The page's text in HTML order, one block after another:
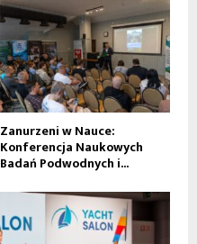
Zanurzeni w Nauce:
Konferencja Naukowych
Badań Podwodnych i...